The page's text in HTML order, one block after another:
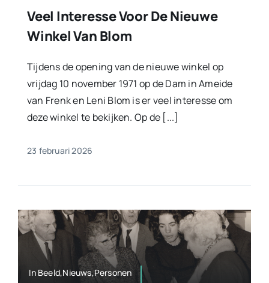
Veel Interesse Voor De Nieuwe
Winkel Van Blom
Tijdens de opening van de nieuwe winkel op
vrijdag 10 november 1971 op de Dam in Ameide
van Frenk en Leni Blom is er veel interesse om
deze winkel te bekijken. Op de [...]
23 februari 2026
In Beeld,Nieuws,Personen